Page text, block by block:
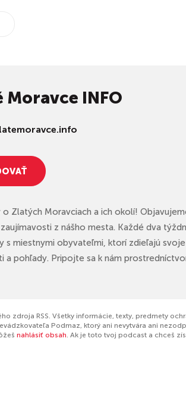
Moravce INFO
o Zlatých Moravciach a ich okolí!
z nášho mesta. Každé dva
s miestnymi obyvateľmi, ktorí zdieľajú
a pohľady. Pripojte sa k nám
zdroja RSS. Všetky informácie, texty, predmety
Podmaz, ktorý ani nevytvára ani
nahlásiť obsah. Ak je toto tvoj podcast a chceš